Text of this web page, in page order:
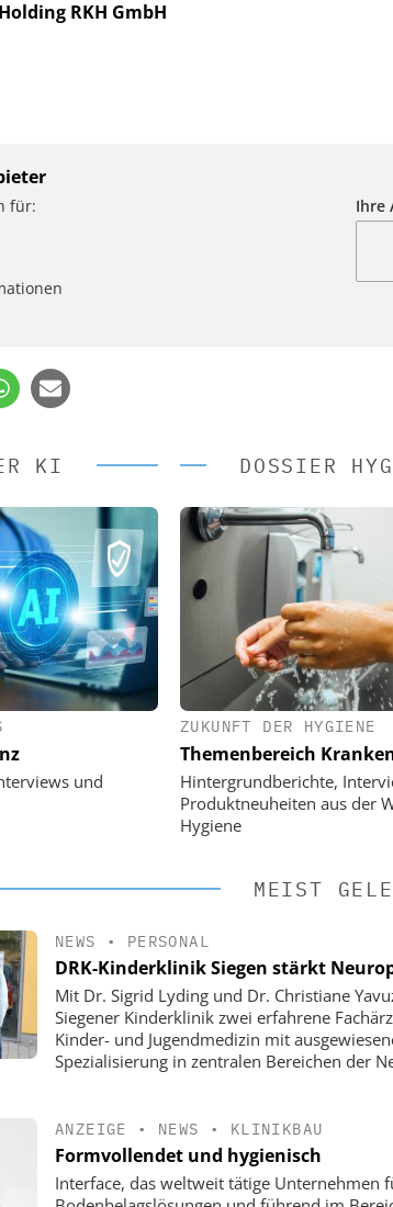
RKH GmbH
für:
Ihre
KI
und
DOSSIER
ZUKUNFT DER HYGIENE
Themenbereich
Hintergrundberichte,
Produktneuheiten aus der
Hygiene
AG
im
Von digitaler
fähigen Steuerung
EASY
Ordnung zur KI-
MEIST
NEWS • PERSONAL
DRK-Kinderklinik Siegen stärkt
Mit Dr. Sigrid Lyding und Dr. Christiane
Siegener Kinderklinik zwei erfahrene
Kinder- und Jugendmedizin mit
Spezialisierung in zentralen Bereichen der
ANZEIGE • NEWS • KLINIKBAU
Formvollendet und hygienisch
Interface, das weltweit tätige Unternehmen